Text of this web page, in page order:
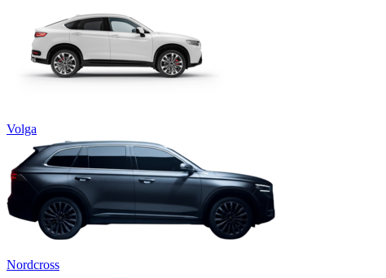
Volga
Nordcross